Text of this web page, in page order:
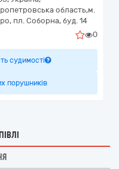
область,м.
пл. Соборна, буд. 14
0
судимості
порушників